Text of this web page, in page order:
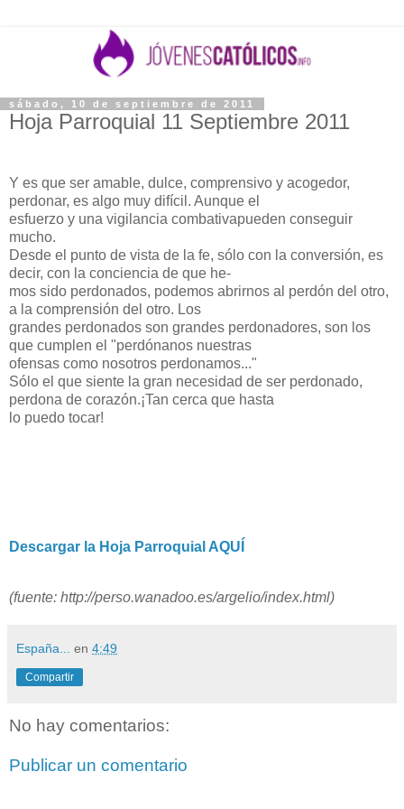
sábado, 10 de septiembre de 2011
Hoja Parroquial 11 Septiembre 2011
Y es que ser amable, dulce, comprensivo y acogedor,
perdonar, es algo muy difícil. Aunque el
esfuerzo y una vigilancia combativapueden conseguir
mucho.
Desde el punto de vista de la fe, sólo con la conversión, es
decir, con la conciencia de que he-
mos sido perdonados, podemos abrirnos al perdón del otro,
a la comprensión del otro. Los
grandes perdonados son grandes perdonadores, son los
que cumplen el "perdónanos nuestras
ofensas como nosotros perdonamos..."
Sólo el que siente la gran necesidad de ser perdonado,
perdona de corazón.¡Tan cerca que hasta
lo puedo tocar!
Descargar la Hoja Parroquial AQUÍ
(fuente: http://perso.wanadoo.es/argelio/index.html)
España... en 4:49
Compartir
No hay comentarios:
Publicar un comentario